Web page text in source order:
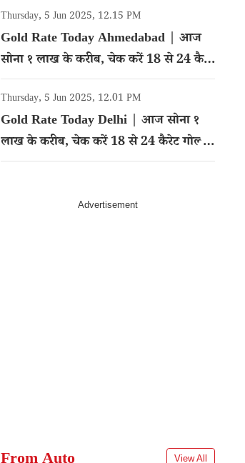
Thursday, 5 Jun 2025, 12.15 PM
Gold Rate Today Ahmedabad | आज
सोना १ लाख के करीब, चेक करें 18 से 24 कैरेट
गोल्ड का रेट
Thursday, 5 Jun 2025, 12.01 PM
Gold Rate Today Delhi | आज सोना १
लाख के करीब, चेक करें 18 से 24 कैरेट गोल्ड
का रेट
View All